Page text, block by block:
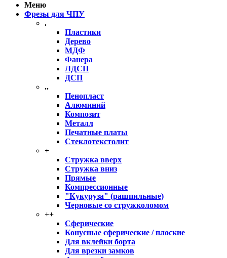
Меню
Фрезы для ЧПУ
.
Пластики
Дерево
МДФ
Фанера
ЛДСП
ДСП
..
Пенопласт
Алюминий
Композит
Металл
Печатные платы
Стеклотекстолит
+
Стружка вверх
Стружка вниз
Прямые
Компрессионные
"Кукуруза" (рашпильные)
Черновые со стружколомом
++
Сферические
Конусные сферические / плоские
Для вклейки борта
Для врезки замков